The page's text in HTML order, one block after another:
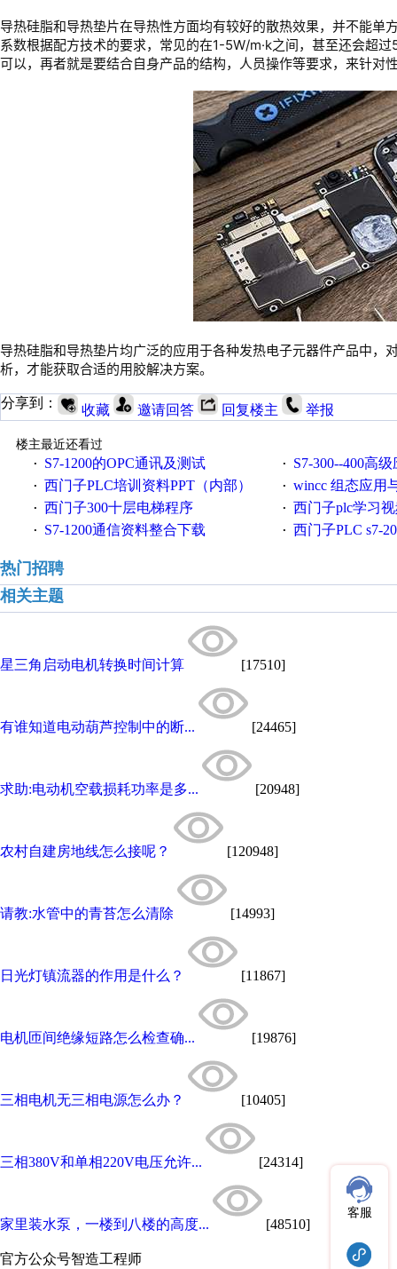
导热硅脂和导热垫片在导热性方面均有较好的散热效果，并不能
系数根据配方技术的要求，常见的在1-5W/m·k之间，甚至还会超
可以，再者就是要结合自身产品的结构，人员操作等要求，来针对
导热硅脂和导热垫片均广泛的应用于各种发热电子元器件产品中
析，才能获取合适的用胶解决方案。
分享到： 收藏 邀请回答 回复楼主 举报
楼主最近还看过
·
S7-1200的OPC通讯及测试 · S7-300--400高
· 西门子PLC培训资料PPT（内部） · wincc 组态应用与
· 西门子300十层电梯程序 · 西门子plc学习
· S7-1200通信资料整合下载 · 西门子PLC s7-
热门招聘
相关主题
星三角启动电机转换时间计算 [17510]
有谁知道电动葫芦控制中的断... [24465]
求助:电动机空载损耗功率是多... [20948]
农村自建房地线怎么接呢？ [120948]
请教:水管中的青苔怎么清除 [14993]
日光灯镇流器的作用是什么？ [11867]
电机匝间绝缘短路怎么检查确... [19876]
三相电机无三相电源怎么办？ [10405]
三相380V和单相220V电压允许... [24314]
家里装水泵，一楼到八楼的高度... [48510]
官方公众号智造工程师
客服